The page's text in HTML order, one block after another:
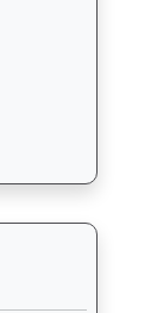
正式出
負磅走勢